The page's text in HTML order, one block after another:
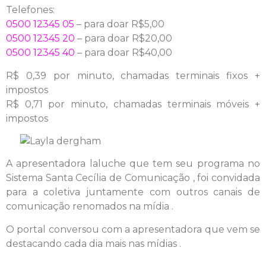
Telefones:
0500 12345 05 – para doar R$5,00
0500 12345 20 – para doar R$20,00
0500 12345 40 – para doar R$40,00
R$ 0,39 por minuto, chamadas terminais fixos +
impostos
R$ 0,71 por minuto, chamadas terminais móveis +
impostos
A apresentadora laluche que tem seu programa no
Sistema Santa Cecília de Comunicação , foi convidada
para a coletiva juntamente com outros canais de
comunicação renomados na mídia .
O portal conversou com a apresentadora que vem se
destacando cada dia mais nas mídias .